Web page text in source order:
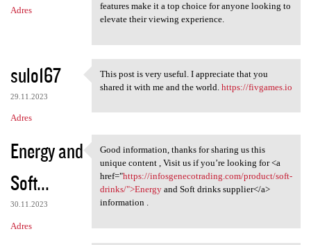
Adres
features make it a top choice for anyone looking to
elevate their viewing experience.
sulo167
29.11.2023
Adres
This post is very useful. I
This post is very useful. I appreciate that you
shared it with me and the world. https://fivgames.io
Energy and
Soft...
30.11.2023
Adres
Good information, thanks for
Good information, thanks for sharing us this
unique content , Visit us if you’re looking for <a
href="https://infosgenecotrading.com/product/soft-
drinks/">Energyand Soft drinks supplier</a>
information .